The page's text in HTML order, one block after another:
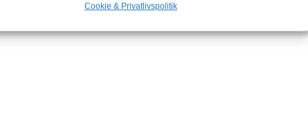
Cookie & Privatlivspolitik